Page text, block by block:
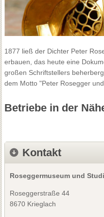
1877 ließ der Dichter Peter
erbauen, das heute eine
großen Schriftstellers
dem Motto "Peter Rosegger
Betriebe in der
Kontakt
Roseggermuseum und
Roseggerstraße 44
8670 Krieglach